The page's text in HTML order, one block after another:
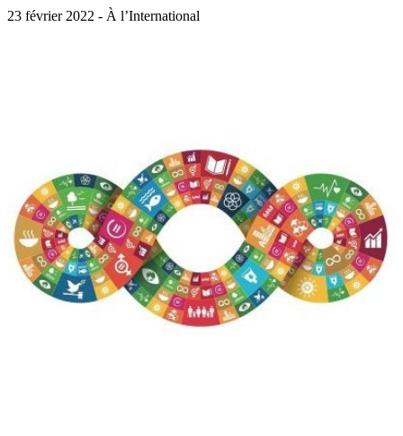
23 février 2022 - À l’International